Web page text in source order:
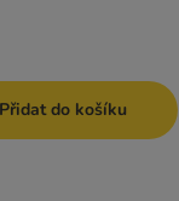
Přidat do košíku